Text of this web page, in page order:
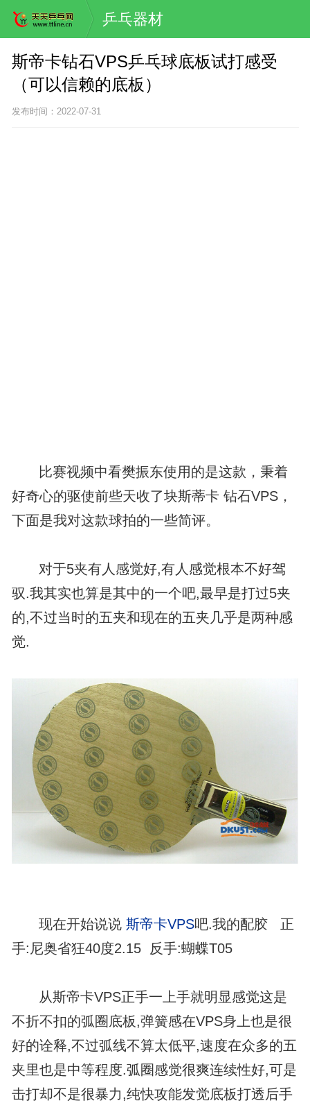
乒乓器材
斯帝卡钻石VPS乒乓球底板试打感受
（可以信赖的底板）
发布时间：2022-07-31
比赛视频中看樊振东使用的是这款，秉着
好奇心的驱使前些天收了块斯蒂卡 钻石VPS，
下面是我对这款球拍的一些简评。
对于5夹有人感觉好,有人感觉根本不好驾
驭.我其实也算是其中的一个吧,最早是打过5夹
的,不过当时的五夹和现在的五夹几乎是两种感
觉.
现在开始说说斯帝卡VPS吧.我的配胶 正
手:尼奥省狂40度2.15 反手:蝴蝶T05
从斯帝卡VPS正手一上手就明显感觉这是
不折不扣的弧圈底板,弹簧感在VPS身上也是很
好的诠释,不过弧线不算太低平,速度在众多的五
夹里也是中等程度.弧圈感觉很爽连续性好,可是
击打却不是很暴力,纯快攻能发觉底板打透后手